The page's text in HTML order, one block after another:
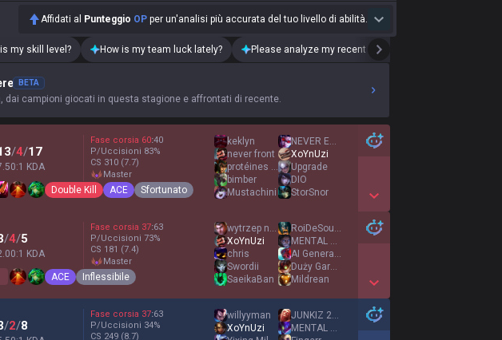
Affidati al Punteggio OP per un'analisi più accurata del tuo livello di abilità.
my skill level? How is my team luck lately? Please analyze my recent playstyle.
BETA
dai campioni giocati in questa stagione e affrontati di recente.
/4/17
KDA
Fase corsia 60:40
P/Uccisioni 83%
CS 310 (7.7)
master
Double Kill ACE Sfortunato
keklyn
never front
protéines abuser
bimber
Mustachini
NEVER ENOUGH
XoYnUzi
Upgrade
DIO
StorSnor
Show More Detail Games
/4/5
KDA
Fase corsia 37:63
P/Uccisioni 73%
CS 181 (7.4)
master
ACE Inflessibile
wytrzep nogawke
XoYnUzi
chris
Swordii
SaeikaBan
RoiDeSoupex
MENTAL 懐かしい
AI Generated
Duży Garnek
Mildrean
Show More Detail Games
/2/8
Fase corsia 37:63
P/Uccisioni 34%
CS 249 (8.7)
willyyman
XoYnUzi
JUNKIZ 200
MENTAL 懐かしい